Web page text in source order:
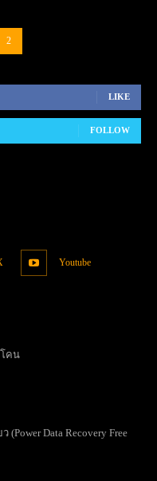
2
LIKE
FOLLOW
Youtube
คน
Data Recovery Free